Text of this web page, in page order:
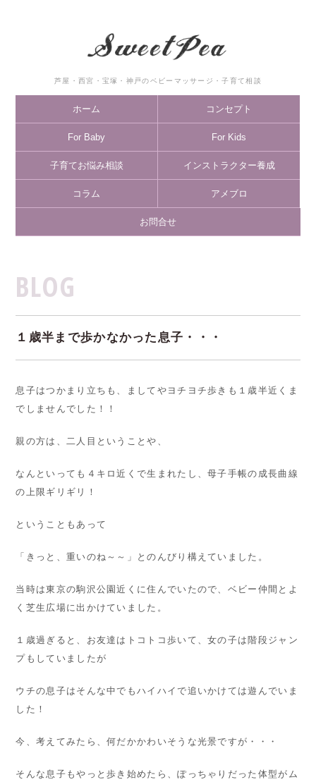
芦屋・西宮・宝塚・神戸のベビーマッサージ・子育て相談
ホーム コンセプト
For Baby For Kids
子育てお悩み相談 インストラクター養成
コラム アメブロ
お問合せ
BLOG
１歳半まで歩かなかった息子・・・
息子はつかまり立ちも、ましてやヨチヨチ歩きも１歳半近くま
でしませんでした！！
親の方は、二人目ということや、
なんといっても４キロ近くで生まれたし、母子手帳の成長曲線
の上限ギリギリ！
ということもあって
「きっと、重いのね～～」とのんびり構えていました。
当時は東京の駒沢公園近くに住んでいたので、ベビー仲間とよ
く芝生広場に出かけていました。
１歳過ぎると、お友達はトコトコ歩いて、女の子は階段ジャン
プもしていましたが
ウチの息子はそんな中でもハイハイで追いかけては遊んでいま
した！
今、考えてみたら、何だかかわいそうな光景ですが・・・
そんな息子もやっと歩き始めたら、ぽっちゃりだった体型がム